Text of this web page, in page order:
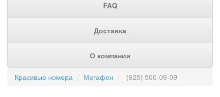
FAQ
Доставка
О компании
Красивые номера Мегафон (925) 500-09-09